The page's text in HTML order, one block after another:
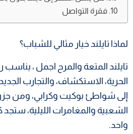
فقرة التواصل
لماذا تايلند خيار مثالي للشباب؟
تايلند المتعة والمرح اجمل ،
الحرية، الاستكشاف، والتجارب
إلى شواطئ بوكيت وكرابي، ومن
الشعبية والمغامرات الليلية،
واحد.